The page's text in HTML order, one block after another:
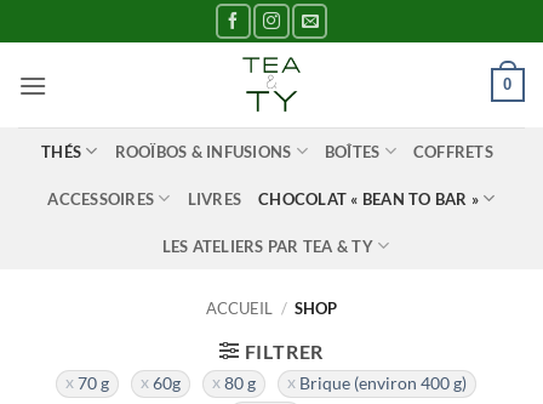
au
contenu
0
THÉS ROOÏBOS & INFUSIONS BOÎTES COFFRETS
ACCESSOIRES LIVRES CHOCOLAT « BEAN TO BAR »
LES ATELIERS PAR TEA & TY
ACCUEIL / SHOP
FILTRER
70 g 60g 80 g
Brique (environ 400 g)